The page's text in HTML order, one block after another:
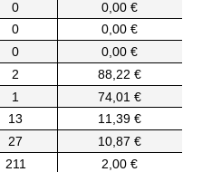
0
0,00 €
0
0,00 €
0
0,00 €
2
88,22 €
1
74,01 €
13
11,39 €
27
10,87 €
211
2,00 €